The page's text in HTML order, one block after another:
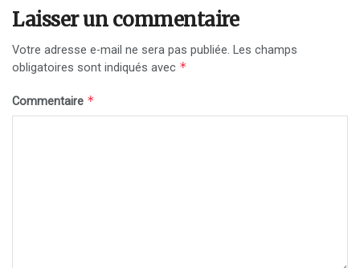
Laisser un commentaire
Votre adresse e-mail ne sera pas publiée. Les champs
obligatoires sont indiqués avec *
Commentaire *